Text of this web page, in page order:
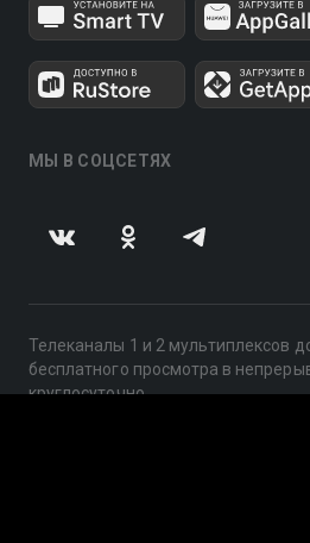
МЫ В СОЦСЕТЯХ
Телеканалы 1 и 2 мультиплексов
бесплатного просмотра в
круглосуточно.